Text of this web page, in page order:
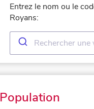
Entrez le nom ou le
Royans:
Population